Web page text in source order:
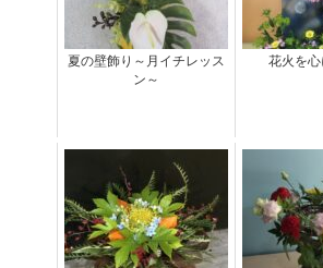
夏の壁飾り～月イチレッス
ン～
花火を